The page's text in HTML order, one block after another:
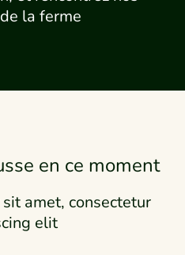
la ferme
en ce moment
amet, consectetur
elit